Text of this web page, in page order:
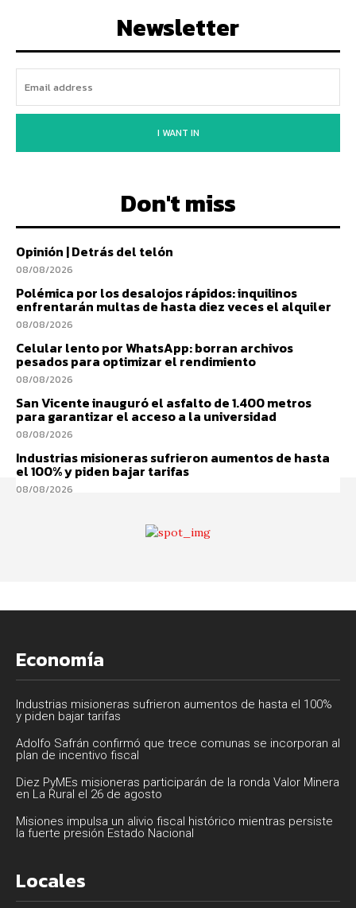
Newsletter
I WANT IN
Don't miss
Opinión | Detrás del telón
08/08/2026
Polémica por los desalojos rápidos: inquilinos
enfrentarán multas de hasta diez veces el alquiler
08/08/2026
Celular lento por WhatsApp: borran archivos
pesados para optimizar el rendimiento
08/08/2026
San Vicente inauguró el asfalto de 1.400 metros
para garantizar el acceso a la universidad
08/08/2026
Industrias misioneras sufrieron aumentos de hasta
el 100% y piden bajar tarifas
08/08/2026
Economía
Industrias misioneras sufrieron aumentos de hasta el 100%
y piden bajar tarifas
Adolfo Safrán confirmó que trece comunas se incorporan al
plan de incentivo fiscal
Diez PyMEs misioneras participarán de la ronda Valor Minera
en La Rural el 26 de agosto
Misiones impulsa un alivio fiscal histórico mientras persiste
la fuerte presión Estado Nacional
Locales